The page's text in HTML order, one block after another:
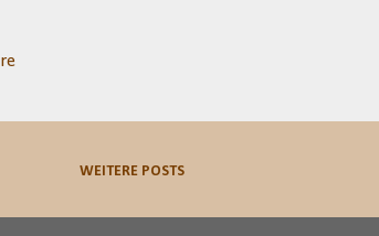
an: Sie haben die mit Jesus und
Jesus macht diese Haltung
WEITERE POSTS